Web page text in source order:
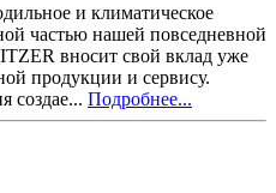
и климатическое
частью нашей повседневной
вносит свой вклад уже
продукции и сервису.
создае... Подробнее...